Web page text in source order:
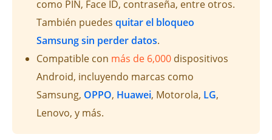
como PIN, Face ID, contraseña, entre otros.
También puedes quitar el bloqueo
Samsung sin perder datos.
Compatible con más de 6,000 dispositivos
Android, incluyendo marcas como
Samsung, OPPO, Huawei, Motorola, LG,
Lenovo, y más.